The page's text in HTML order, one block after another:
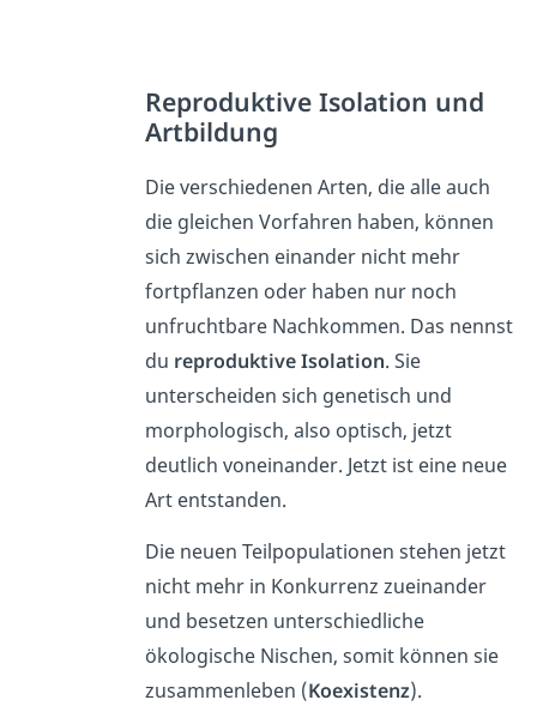
Reproduktive Isolation und
Artbildung
Die verschiedenen Arten, die alle auch
die gleichen Vorfahren haben, können
sich zwischen einander nicht mehr
fortpflanzen oder haben nur noch
unfruchtbare Nachkommen. Das nennst
du reproduktive Isolation. Sie
unterscheiden sich genetisch und
morphologisch, also optisch, jetzt
deutlich voneinander. Jetzt ist eine neue
Art entstanden.
Die neuen Teilpopulationen stehen jetzt
nicht mehr in Konkurrenz zueinander
und besetzen unterschiedliche
ökologische Nischen, somit können sie
zusammenleben (Koexistenz).